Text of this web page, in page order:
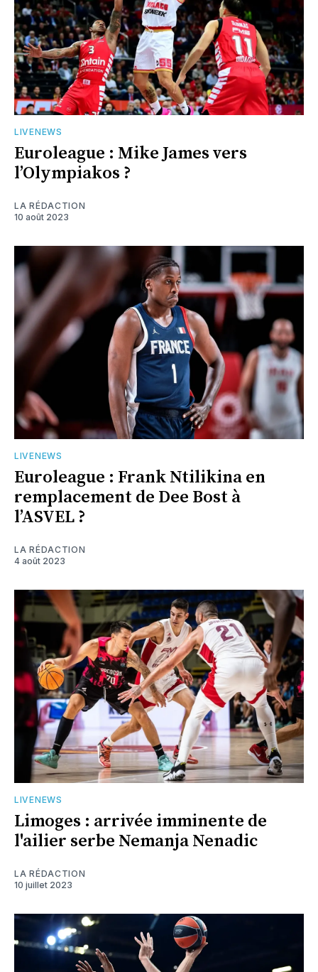
LIVENEWS
Euroleague : Mike James vers
l’Olympiakos ?
LA RÉDACTION
10 août 2023
LIVENEWS
Euroleague : Frank Ntilikina en
remplacement de Dee Bost à
l’ASVEL ?
LA RÉDACTION
4 août 2023
LIVENEWS
Limoges : arrivée imminente de
l'ailier serbe Nemanja Nenadic
LA RÉDACTION
10 juillet 2023